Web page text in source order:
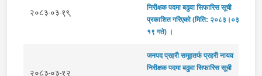
२०८३-०३-१९
निरीक्षक पदमा बढुवा सिफारिस सूची
प्रकाशित गरिएको (मिति: २०८३।०३।
१९ गते) ।
जनपद प्रहरी समूहतर्फ प्रहरी नायव
निरीक्षक पदमा बढुवा सिफारिस सूची